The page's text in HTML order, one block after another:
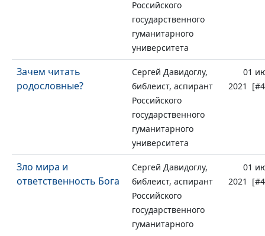
Российского
государственного
гуманитарного
университета
Зачем читать
родословные?
Сергей Давидоглу,
библеист, аспирант
Российского
государственного
гуманитарного
университета
01
2021
Зло мира и
ответственность Бога
Сергей Давидоглу,
библеист, аспирант
Российского
государственного
гуманитарного
01
2021